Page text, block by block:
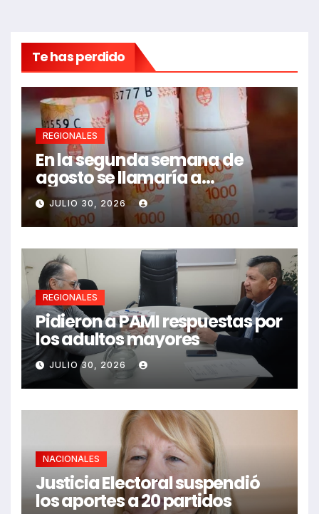
Te has perdido
REGIONALES
En la segunda semana de
agosto se llamaría a
paritarias
JULIO 30, 2026
REGIONALES
Pidieron a PAMI respuestas por
los adultos mayores
JULIO 30, 2026
NACIONALES
Justicia Electoral suspendió
los aportes a 20 partidos